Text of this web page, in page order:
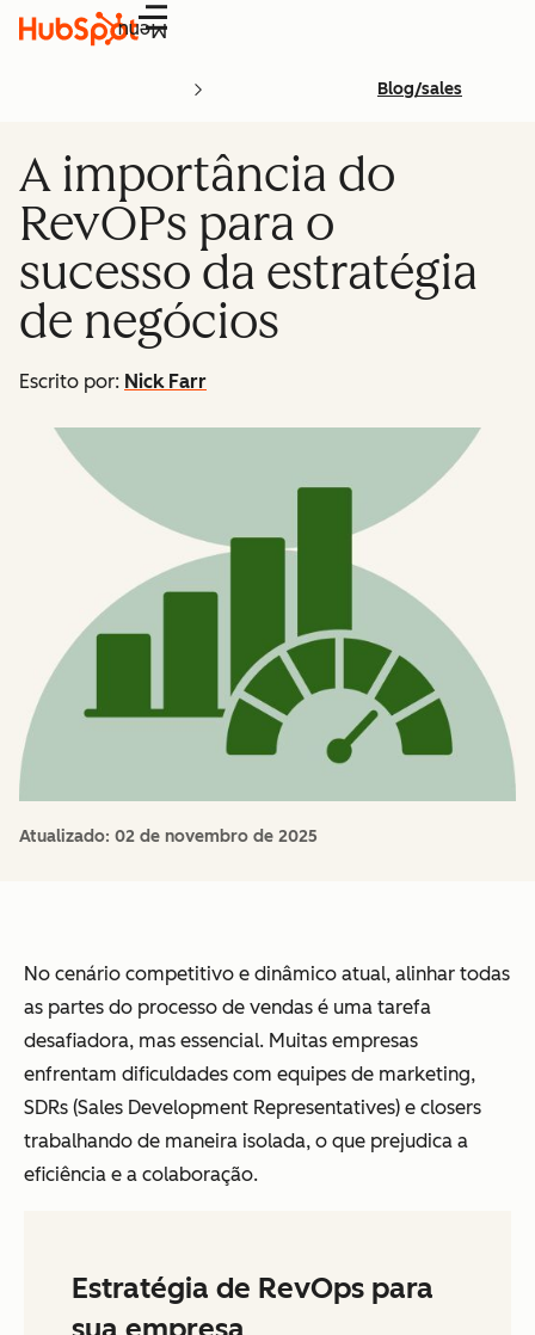
Menu
Blog/sales
A importância do
RevOPs para o
sucesso da estratégia
de negócios
Escrito por: Nick Farr
Atualizado: 02 de novembro de 2025
No cenário competitivo e dinâmico atual, alinhar todas
as partes do processo de vendas é uma tarefa
desafiadora, mas essencial. Muitas empresas
enfrentam dificuldades com equipes de marketing,
SDRs (Sales Development Representatives) e closers
trabalhando de maneira isolada, o que prejudica a
eficiência e a colaboração.
Estratégia de RevOps para